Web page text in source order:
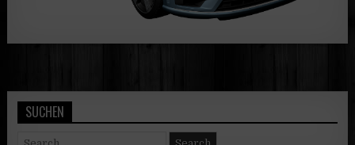
SUCHEN
Search